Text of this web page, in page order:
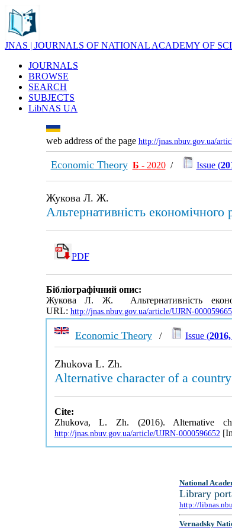
JNAS | JOURNALS OF NATIONAL ACADEMY OF
JOURNALS
BROWSE
SEARCH
SUBJECTS
LibNAS UA
web address of the page http://jnas.nbuv.gov.ua/
Economic Theory Б - 2020/ Issue (
Жукова Л. Ж.
Альтернативність економічного
PDF
Бібліографічний опис:
Жукова Л. Ж. Альтернативність
URL: http://jnas.nbuv.gov.ua/article/UJRN-
Economic Theory/ Issue (
Zhukova L. Zh.
Alternative character of a
Cite:
Zhukova, L. Zh. (2016). Alternative
http://jnas.nbuv.gov.ua/article/UJRN-0000596652
National
Library
http://
Vernadsky